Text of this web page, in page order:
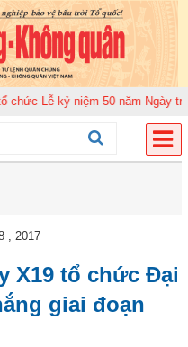
kỷ niệm 50 năm Ngày truyền
, 2017
X19 tổ chức Đại
giai đoạn